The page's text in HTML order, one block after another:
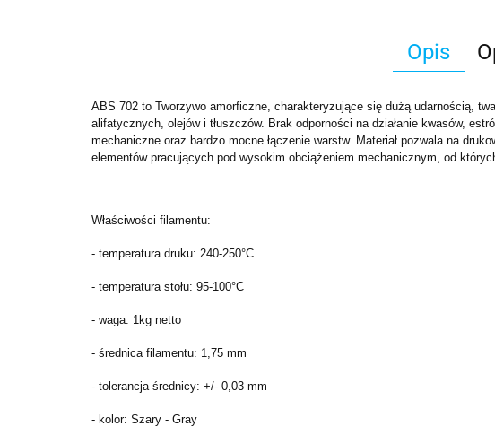
Opis
ABS 702 to Tworzywo amorficzne, charakteryzujące się dużą udarnością,
alifatycznych, olejów i tłuszczów. Brak odporności na działanie kwasów,
mechaniczne oraz bardzo mocne łączenie warstw. Materiał pozwala na
elementów pracujących pod wysokim obciążeniem mechanicznym, od
Właściwości filamentu:
- temperatura druku: 240-250°C
- temperatura stołu: 95-100°C
- waga: 1kg netto
- średnica filamentu: 1,75 mm
- tolerancja średnicy: +/- 0,03 mm
- kolor: Szary - Gray